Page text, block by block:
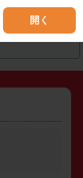
開く
山武郡横芝光町